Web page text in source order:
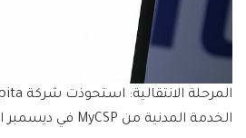
الخدمة المدنية من MyCSP في ديسمبر الماضي